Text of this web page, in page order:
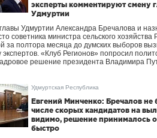
эксперты комментируют смену
Удмуртии
Удмуртии Александра Бречалова и
советника министра сельского хозяйства
за полтора месяца до думских выборов
экспертов. «Клуб Регионов» попросил
решение президента Владимира
Удмуртская Республика
Евгений Минченко: Бречалов не
числе скорых кандидатов на
видимо, решение принималось
быстро